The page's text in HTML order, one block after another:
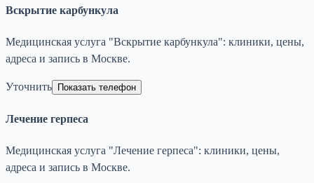
Вскрытие карбункула
Медицинская услуга "Вскрытие карбункула": клиники, цены,
адреса и запись в Москве.
Уточнить Показать телефон
Лечение герпеса
Медицинская услуга "Лечение герпеса": клиники, цены,
адреса и запись в Москве.